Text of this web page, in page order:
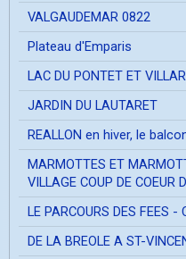
VALGAUDEMAR 0822
Plateau d'Emparis
LAC DU PONTET ET
JARDIN DU LAUTARET
REALLON en hiver, le
MARMOTTES ET
VILLAGE COUP DE COEUR
LE PARCOURS DES FEES -
DE LA BREOLE A ST-